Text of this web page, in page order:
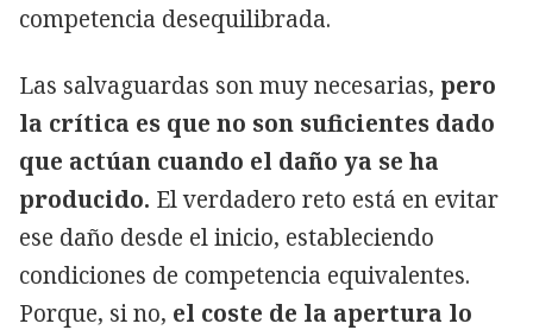
competencia desequilibrada.
Las salvaguardas son muy necesarias, pero
la crítica es que no son suficientes dado
que actúan cuando el daño ya se ha
producido. El verdadero reto está en evitar
ese daño desde el inicio, estableciendo
condiciones de competencia equivalentes.
Porque, si no, el coste de la apertura lo